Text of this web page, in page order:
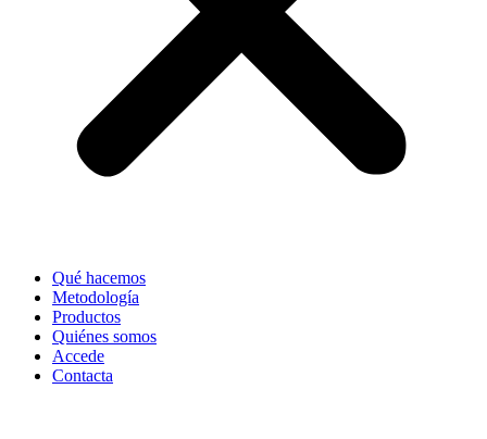
Qué hacemos
Metodología
Productos
Quiénes somos
Accede
Contacta